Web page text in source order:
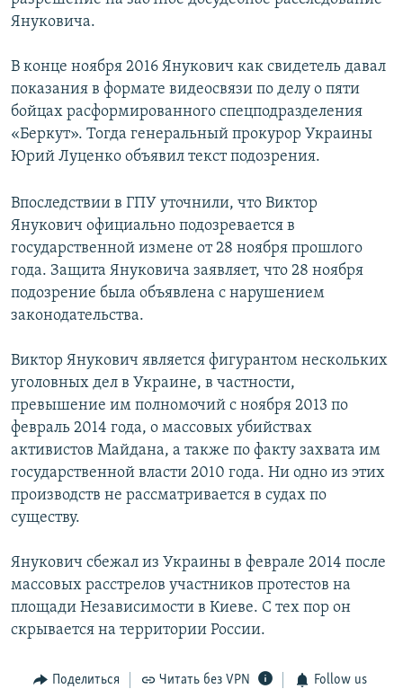
Януковича.
В конце ноября 2016 Янукович как свидетель давал
показания в формате видеосвязи по делу о пяти
бойцах расформированного спецподразделения
«Беркут». Тогда генеральный прокурор Украины
Юрий Луценко объявил текст подозрения.
Впоследствии в ГПУ уточнили, что Виктор
Янукович официально подозревается в
государственной измене от 28 ноября прошлого
года. Защита Януковича заявляет, что 28 ноября
подозрение была объявлена с нарушением
законодательства.
Виктор Янукович является фигурантом нескольких
уголовных дел в Украине, в частности,
превышение им полномочий с ноября 2013 по
февраль 2014 года, о массовых убийствах
активистов Майдана, а также по факту захвата им
государственной власти 2010 года. Ни одно из этих
производств не рассматривается в судах по
существу.
Янукович сбежал из Украины в феврале 2014 после
массовых расстрелов участников протестов на
площади Независимости в Киеве. С тех пор он
скрывается на территории России.
Поделиться Читать без VPN Follow us